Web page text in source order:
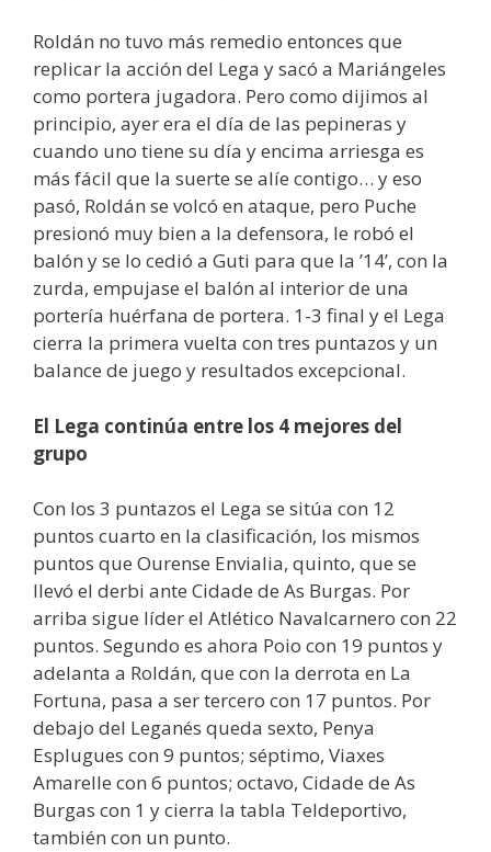
Roldán no tuvo más remedio entonces que
replicar la acción del Lega y sacó a Mariángeles
como portera jugadora. Pero como dijimos al
principio, ayer era el día de las pepineras y
cuando uno tiene su día y encima arriesga es
más fácil que la suerte se alíe contigo… y eso
pasó, Roldán se volcó en ataque, pero Puche
presionó muy bien a la defensora, le robó el
balón y se lo cedió a Guti para que la ’14’, con la
zurda, empujase el balón al interior de una
portería huérfana de portera. 1-3 final y el Lega
cierra la primera vuelta con tres puntazos y un
balance de juego y resultados excepcional.
El Lega continúa entre los 4 mejores del
grupo
Con los 3 puntazos el Lega se sitúa con 12
puntos cuarto en la clasificación, los mismos
puntos que Ourense Envialia, quinto, que se
llevó el derbi ante Cidade de As Burgas. Por
arriba sigue líder el Atlético Navalcarnero con 22
puntos. Segundo es ahora Poio con 19 puntos y
adelanta a Roldán, que con la derrota en La
Fortuna, pasa a ser tercero con 17 puntos. Por
debajo del Leganés queda sexto, Penya
Esplugues con 9 puntos; séptimo, Viaxes
Amarelle con 6 puntos; octavo, Cidade de As
Burgas con 1 y cierra la tabla Teldeportivo,
también con un punto.